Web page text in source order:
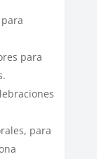
para
para